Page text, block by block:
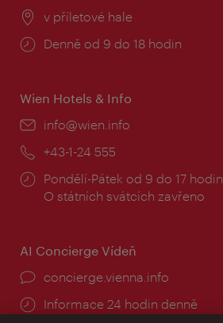
Místo:
v příletové hale
Provozní
Denně od 9 do 18 hodin
Wien Hotels & Info
E-
info@wien.info
Telefon:
+43-1-24 555
Provozní
doba:
Pondělí-Pátek od 9 do 17 hodin
O státních svátcích zavřeno
AI Concierge Vídeň
concierge.vienna.info
Informace 24 hodin denně